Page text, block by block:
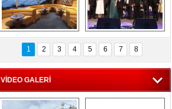
MSC'den 55 milyon
euroluk turizm geliri
müjdesi
5. Bosphorus Ship
Brokers Dinner,
İstanbul’da yapıldı
1 2 3 4 5 6 7 8
VİDEO GALERİ